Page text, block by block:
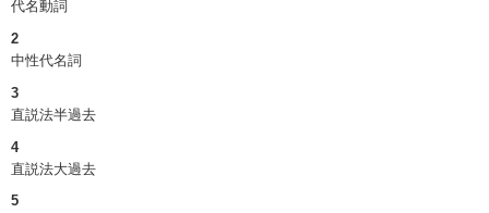
代名動詞
2
中性代名詞
3
直説法半過去
4
直説法大過去
5